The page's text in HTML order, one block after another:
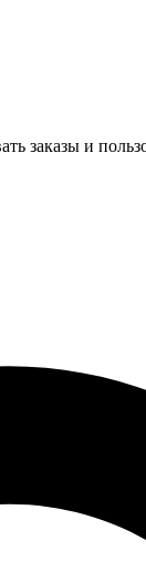
заказы и